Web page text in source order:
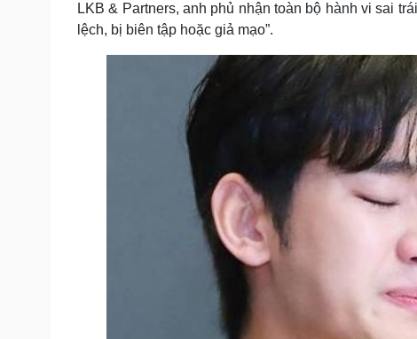
Sức khỏe
Phòng mạch online
Đời sống
Blog
Tình yêu - Gia đình
LKB & Partners, anh phủ nhận toàn bộ hành vi sai
lệch, bị biên tập hoặc giả mạo”.